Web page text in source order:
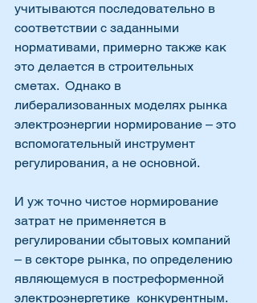
учитываются последовательно в
соответствии с заданными
нормативами, примерно также как
это делается в строительных
сметах.  Однако в
либерализованных моделях рынка
электроэнергии нормирование – это
вспомогательный инструмент
регулирования, а не основной.
И уж точно чистое нормирование
затрат не применяется в
регулировании сбытовых компаний
– в секторе рынка, по определению
являющемуся в постреформенной
электроэнергетике  конкурентным.